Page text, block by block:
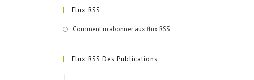
Flux RSS
Comment m'abonner aux flux RSS
Flux RSS Des Publications